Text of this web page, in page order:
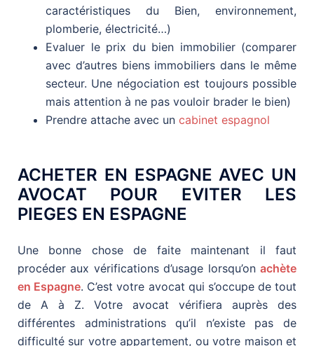
caractéristiques du Bien, environnement,
plomberie, électricité…)
Evaluer le prix du bien immobilier (comparer
avec d’autres biens immobiliers dans le même
secteur. Une négociation est toujours possible
mais attention à ne pas vouloir brader le bien)
Prendre attache avec un cabinet espagnol
ACHETER EN ESPAGNE AVEC UN
AVOCAT POUR EVITER LES
PIEGES EN ESPAGNE
Une bonne chose de faite maintenant il faut
procéder aux vérifications d’usage lorsqu’on achète
en Espagne. C’est votre avocat qui s’occupe de tout
de A à Z. Votre avocat vérifiera auprès des
différentes administrations qu’il n’existe pas de
difficulté sur votre appartement, ou votre maison et